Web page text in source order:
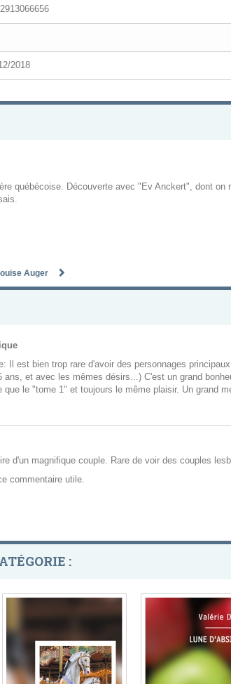
2018
québécoise. Découverte avec "Ev Anckert", dont
Auger
Il est bien trop rare d'avoir des personnages
ans, et avec les mêmes désirs...) C'est un grand
le "tome 1" et toujours le même plaisir. Un grand
d'un magnifique couple. Rare de voir des couples
commentaire utile.
: